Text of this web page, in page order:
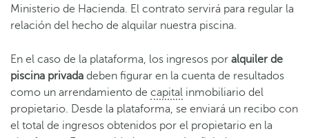
Ministerio de Hacienda. El contrato servirá para regular la
relación del hecho de alquilar nuestra piscina.
En el caso de la plataforma, los ingresos por alquiler de
piscina privada deben figurar en la cuenta de resultados
como un arrendamiento de capital inmobiliario del
propietario. Desde la plataforma, se enviará un recibo con
el total de ingresos obtenidos por el propietario en la